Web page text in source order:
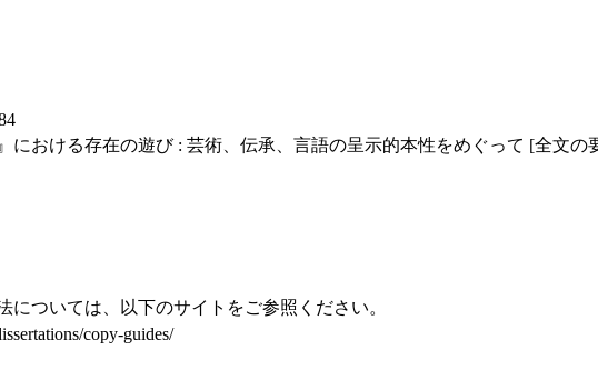
における存在の遊び : 芸術、伝承、言語の呈示的本性をめぐって [全文の
については、以下のサイトをご参照ください。
copy-guides/